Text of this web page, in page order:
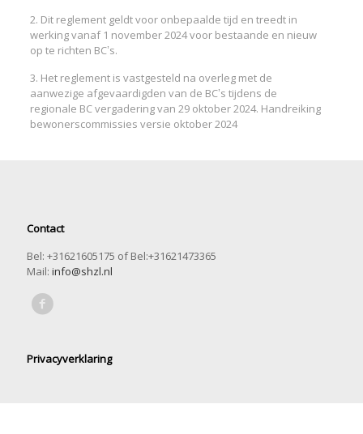
2. Dit reglement geldt voor onbepaalde tijd en treedt in
werking vanaf 1 november 2024 voor bestaande en nieuw
op te richten BC’s.
3. Het reglement is vastgesteld na overleg met de
aanwezige afgevaardigden van de BC’s tijdens de
regionale BC vergadering van 29 oktober 2024. Handreiking
bewonerscommissies versie oktober 2024
Contact
Bel: +31621605175 of Bel:+31621473365
Mail: info@shzl.nl
Privacyverklaring